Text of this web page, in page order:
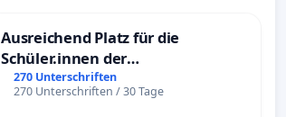
Ausreichend Platz für die
Schüler.innen der
Schönbergschule
270 Unterschriften
270 Unterschriften / 30 Tage